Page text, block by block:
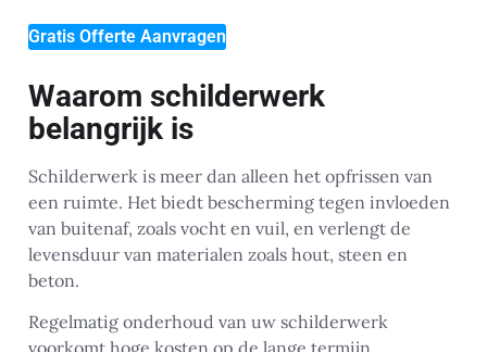
Gratis Offerte Aanvragen
Waarom schilderwerk
belangrijk is
Schilderwerk is meer dan alleen het opfrissen van
een ruimte. Het biedt bescherming tegen invloeden
van buitenaf, zoals vocht en vuil, en verlengt de
levensduur van materialen zoals hout, steen en
beton.
Regelmatig onderhoud van uw schilderwerk